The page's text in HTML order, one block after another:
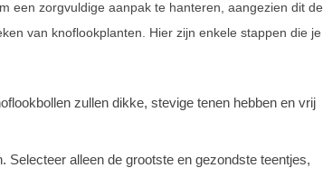
een zorgvuldige aanpak te hanteren, aangezien dit de
van knoflookplanten. Hier zijn enkele stappen die je
zullen dikke, stevige tenen hebben en vrij
Selecteer alleen de grootste en gezondste teentjes,